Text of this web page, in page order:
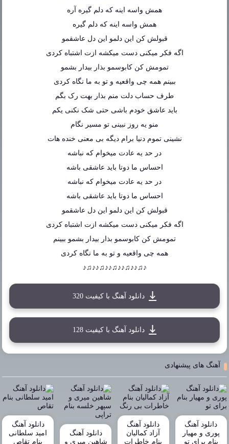
همش واسه اینه که دلم گیره آره
همش واسه اینه که دلم گیره
قبولش کن این دلمو این دل عاشقمو
اگه فکر میکنی دست میکشه ازت اشتباه کردی
تمومش کن کابوسمو بذار بیدار بشمو
ببینم همه چی واقعیه و تو به ما نگاه کردی
طرف حساب دلت منم بذار بهت رک بگم
باید عاشق خودم باشی حتی شک نکنی یکم
منو یه روز نبینی تو مسیر نگام
نشینی تموم دنیا برام دیگه بی معنی خنده هات
در حد یه عادت میخوام که نباشه
احساس ما دوتا باید عاشقی باشه
در حد یه عادت میخوام که نباشه
احساس ما دوتا باید عاشقی باشه
قبولش کن این دلمو این دل عاشقمو
اگه فکر میکنی دست میکشه ازت اشتباه کردی
تمومش کن کابوسمو بذار بیدار بشمو ببینم
همه چی واقعیه و تو به ما نگاه کردی
♪♫♪♪♫♪♪♫♪♪♫♪♪♫♪
دانلود آهنگ با کیفیت 320
دانلود آهنگ با کیفیت 128
آهنگ های پیشنهادی
دانلود آهنگ
پوری و مهیار
بنام برای تو
دانلود آهنگ
آزاد کمالیان
بنام خاطرات
دانلود آهنگ
شاهین میری و
دانلود آهنگ
امید سلطانی
بنام تقاص